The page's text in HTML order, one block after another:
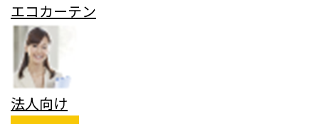
エコカーテン
法人向け